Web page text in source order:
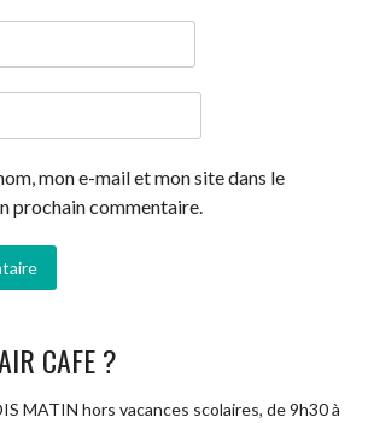
mon e-mail et mon site dans le
prochain commentaire.
CAFE ?
MATIN hors vacances scolaires, de 9h30 à